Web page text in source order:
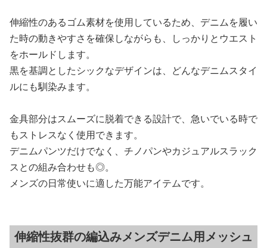
伸縮性のあるゴム素材を使用しているため、デニムを履い
た時の動きやすさを確保しながらも、しっかりとウエスト
をホールドします。
黒を基調としたシックなデザインは、どんなデニムスタイ
ルにも馴染みます。
金具部分はスムーズに脱着できる設計で、急いでいる時で
もストレスなく使用できます。
デニムパンツだけでなく、チノパンやカジュアルスラック
スとの組み合わせも◎。
メンズの日常使いに適した万能アイテムです。
伸縮性抜群の編込みメンズデニム用メッシュ